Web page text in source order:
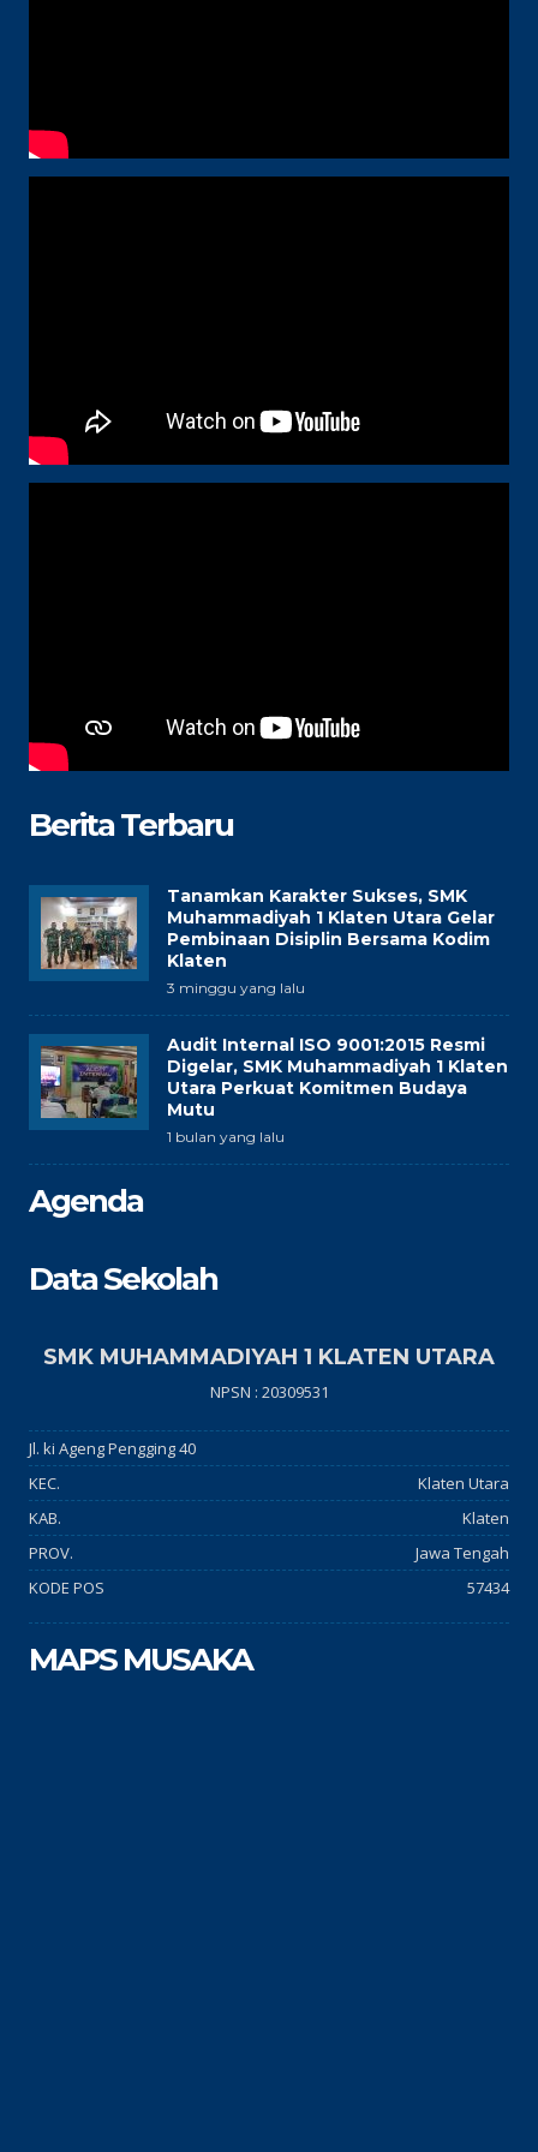
Berita Terbaru
Tanamkan Karakter Sukses, SMK
Muhammadiyah 1 Klaten Utara Gelar
Pembinaan Disiplin Bersama Kodim
Klaten
3 minggu yang lalu
Audit Internal ISO 9001:2015 Resmi
Digelar, SMK Muhammadiyah 1 Klaten
Utara Perkuat Komitmen Budaya
Mutu
1 bulan yang lalu
Agenda
Data Sekolah
SMK MUHAMMADIYAH 1 KLATEN UTARA
NPSN : 20309531
Jl. ki Ageng Pengging 40
KEC.
Klaten Utara
KAB.
Klaten
PROV.
Jawa Tengah
KODE POS
57434
MAPS MUSAKA